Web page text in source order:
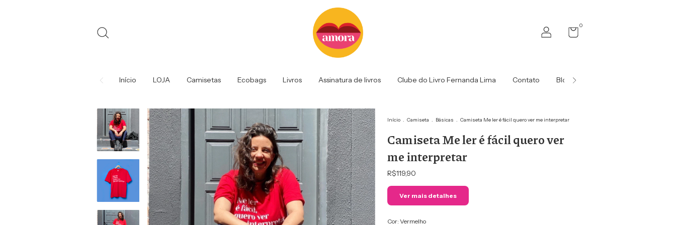
0
Início LOJA Camisetas Ecobags Livros Assinatura de livros Clube do Livro Fernanda Lima Contato Blog da Amora
Início . Camiseta . Básicas . Camiseta Me ler é fácil quero ver me interpretar
Camiseta Me ler é fácil quero ver
me interpretar
R$119,90
Ver mais detalhes
Cor: Vermelho